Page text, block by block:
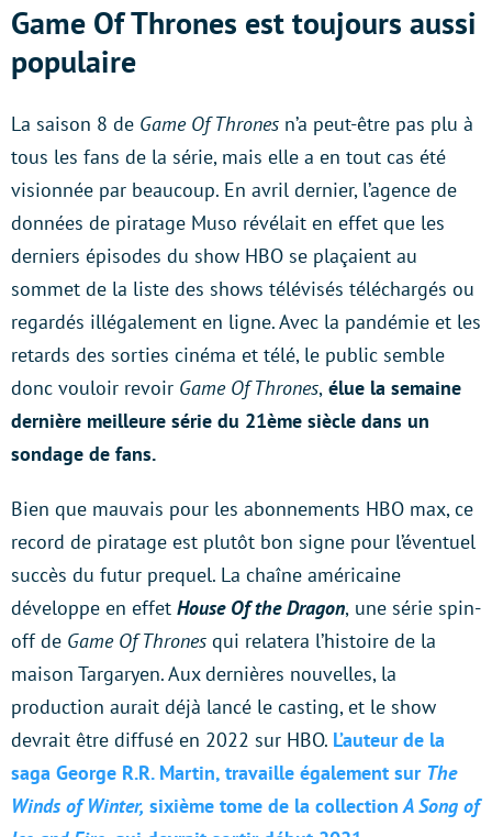
Game Of Thrones est toujours aussi
populaire
La saison 8 de Game Of Thrones n’a peut-être pas plu à
tous les fans de la série, mais elle a en tout cas été
visionnée par beaucoup. En avril dernier, l’agence de
données de piratage Muso révélait en effet que les
derniers épisodes du show HBO se plaçaient au
sommet de la liste des shows télévisés téléchargés ou
regardés illégalement en ligne. Avec la pandémie et les
retards des sorties cinéma et télé, le public semble
donc vouloir revoir Game Of Thrones, élue la semaine
dernière meilleure série du 21ème siècle dans un
sondage de fans.
Bien que mauvais pour les abonnements HBO max, ce
record de piratage est plutôt bon signe pour l’éventuel
succès du futur prequel. La chaîne américaine
développe en effet House Of the Dragon, une série spin-
off de Game Of Thrones qui relatera l’histoire de la
maison Targaryen. Aux dernières nouvelles, la
production aurait déjà lancé le casting, et le show
devrait être diffusé en 2022 sur HBO. L’auteur de la
saga George R.R. Martin, travaille également sur The
Winds of Winter, sixième tome de la collectionA Song of